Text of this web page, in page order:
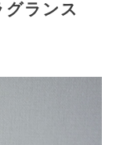
グランス